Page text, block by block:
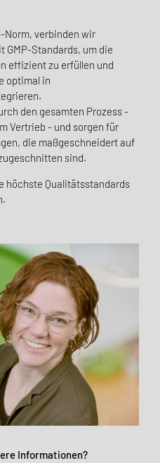
Norm, verbinden wir
GMP-Standards, um die
effizient zu erfüllen und
optimal in
den gesamten Prozess -
Vertrieb - und sorgen für
die maßgeschneidert auf
sind.
höchste Qualitätsstandards
Informationen?